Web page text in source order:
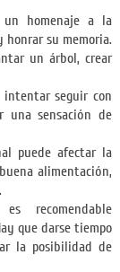
homenaje a la
honrar su memoria.
un árbol, crear
seguir con
una sensación de
puede afectar la
alimentación,
recomendable
que darse tiempo
la posibilidad de